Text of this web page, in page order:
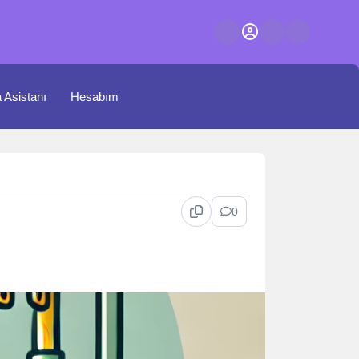
Asistanı Hesabım
0